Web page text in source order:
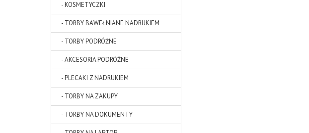
- KOSMETYCZKI
- TORBY BAWEŁNIANE NADRUKIEM
- TORBY PODRÓŻNE
- AKCESORIA PODRÓŻNE
- PLECAKI Z NADRUKIEM
- TORBY NA ZAKUPY
- TORBY NA DOKUMENTY